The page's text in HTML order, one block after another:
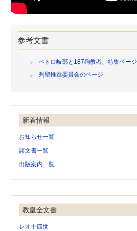
参考文書
ペトロ岐部と187殉教者、特集ページ
列聖推進委員会のページ
新着情報
お知らせ一覧
諸文書一覧
出版案内一覧
教皇全文書
レオ十四世